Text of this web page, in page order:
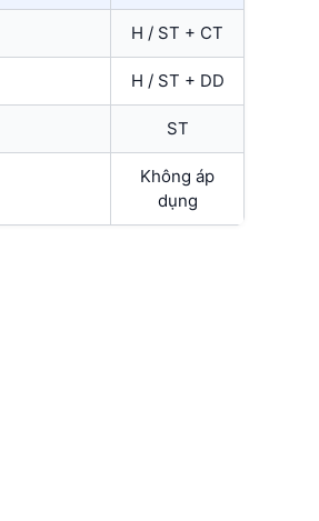
H / ST + CT
H / ST + DD
ST
Không áp
dụng